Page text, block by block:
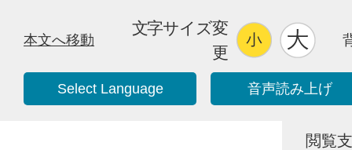
本文へ移動
文字サイズ変
更
Select Language 音声読み上げ
閲覧